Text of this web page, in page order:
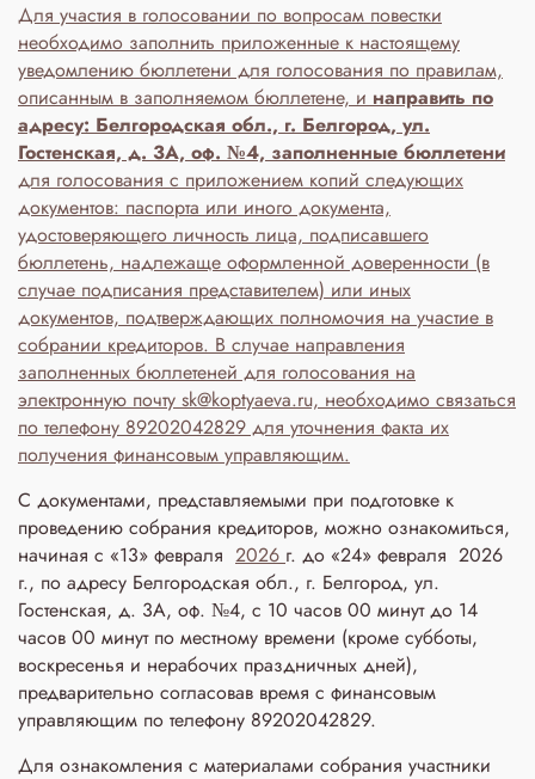
Для участия в голосовании по вопросам повестки
необходимо заполнить приложенные к настоящему
уведомлению бюллетени для голосования по правилам,
описанным в заполняемом бюллетене, и направить по
адресу: Белгородская обл., г. Белгород, ул.
Гостенская, д. 3A, оф. №4, заполненные бюллетени
для голосования с приложением копий следующих
документов: паспорта или иного документа,
удостоверяющего личность лица, подписавшего
бюллетень, надлежаще оформленной доверенности (в
случае подписания представителем) или иных
документов, подтверждающих полномочия на участие в
собрании кредиторов. В случае направления
заполненных бюллетеней для голосования на
электронную почту sk@koptyaeva.ru, необходимо связаться
по телефону 89202042829 для уточнения факта их
получения финансовым управляющим.
С документами, представляемыми при подготовке к
проведению собрания кредиторов, можно ознакомиться,
начиная с «13» февраля 2026 г. до «24» февраля 2026
г., по адресу Белгородская обл., г. Белгород, ул.
Гостенская, д. 3A, оф. №4, с 10 часов 00 минут до 14
часов 00 минут по местному времени (кроме субботы,
воскресенья и нерабочих праздничных дней),
предварительно согласовав время с финансовым
управляющим по телефону 89202042829.
Для ознакомления с материалами собрания участники